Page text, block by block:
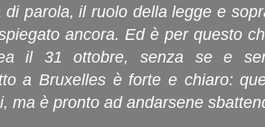
di parola, il ruolo della legge e
ancora. Ed è per questo
il 31 ottobre, senza se e
a Bruxelles è forte e chiaro:
ma è pronto ad andarsene